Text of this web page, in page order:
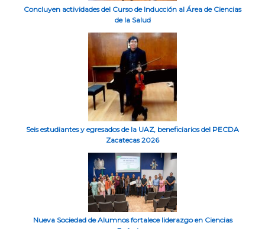
Concluyen actividades del Curso de Inducción al Área de Ciencias
de la Salud
Seis estudiantes y egresados de la UAZ, beneficiarios del PECDA
Zacatecas 2026
Nueva Sociedad de Alumnos fortalece liderazgo en Ciencias